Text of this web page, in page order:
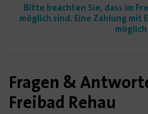
Bitte beachten Sie, dass im
möglich sind. Eine Zahlung
möglich.
Fragen &
Freibad Rehau